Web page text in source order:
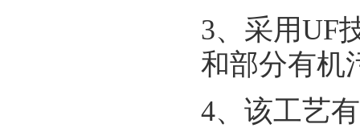
3、采用UF
和部分有机
4、该工艺